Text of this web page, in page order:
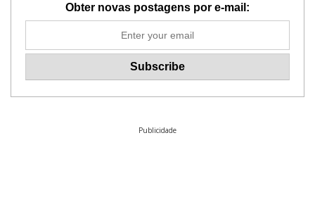
Obter novas postagens por e-mail:
Publicidade